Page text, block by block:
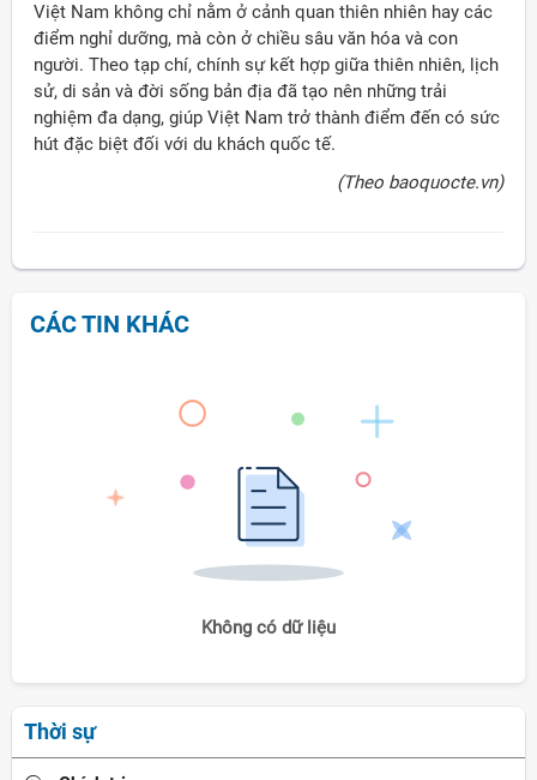
Việt Nam không chỉ nằm ở cảnh quan thiên nhiên hay các
điểm nghỉ dưỡng, mà còn ở chiều sâu văn hóa và con
người. Theo tạp chí, chính sự kết hợp giữa thiên nhiên, lịch
sử, di sản và đời sống bản địa đã tạo nên những trải
nghiệm đa dạng, giúp Việt Nam trở thành điểm đến có sức
hút đặc biệt đối với du khách quốc tế.
(Theo baoquocte.vn)
CÁC TIN KHÁC
Không có dữ liệu
Thời sự